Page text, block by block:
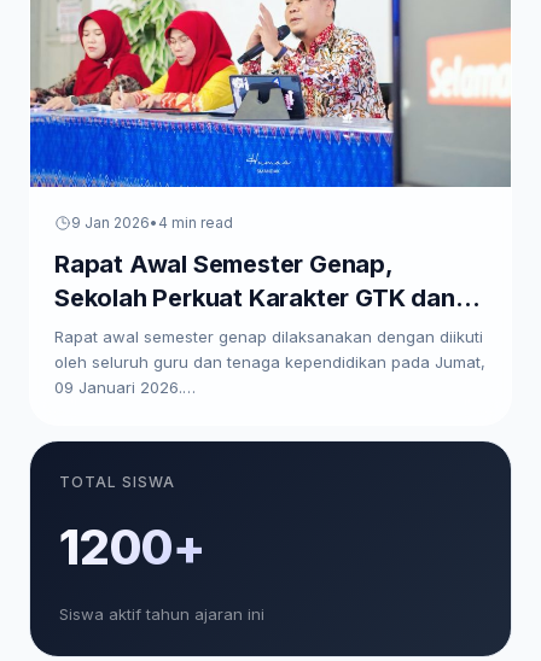
9 Jan 2026• 4 min read
Rapat Awal Semester Genap,
Sekolah Perkuat Karakter GTK dan
Paparkan Program Kerja
Rapat awal semester genap dilaksanakan dengan diikuti
oleh seluruh guru dan tenaga kependidikan pada Jumat,
09 Januari 2026.…
TOTAL SISWA
1200+
Siswa aktif tahun ajaran ini